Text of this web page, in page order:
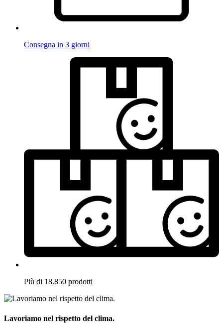
Consegna in 3 giorni
Più di 18.850 prodotti
Lavoriamo nel rispetto del clima.